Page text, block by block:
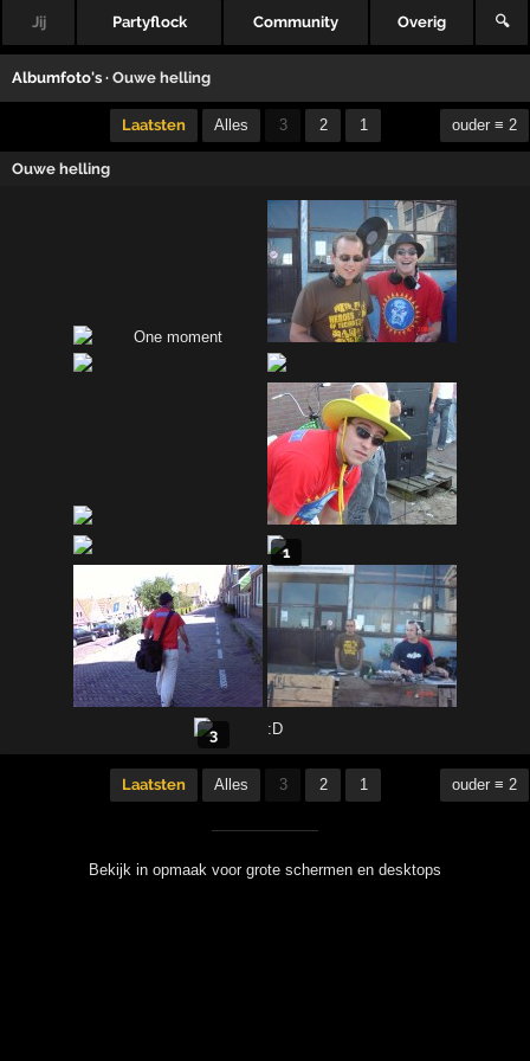
Jij Partyflock Community Overig 🔍
Albumfoto's ·Ouwe helling
Laatsten Alles 3 2 1 ouder ≡ 2
Ouwe helling
1
3
Laatsten Alles 3 2 1 ouder ≡ 2
Bekijk in opmaak voor grote schermen en desktops